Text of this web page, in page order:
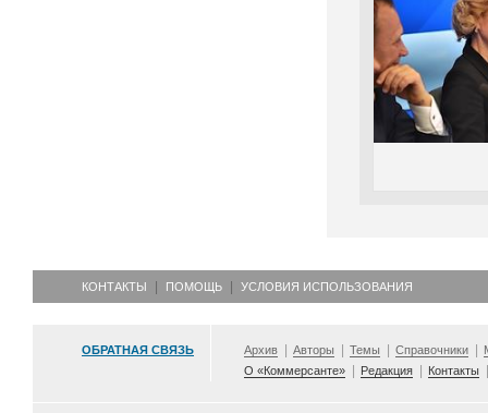
КОНТАКТЫ ПОМОЩЬ УСЛОВИЯ ИСПОЛЬЗОВАНИЯ
ОБРАТНАЯ СВЯЗЬ Архив Авторы Темы Справочники
О «Коммерсанте»
Редакция Контакты